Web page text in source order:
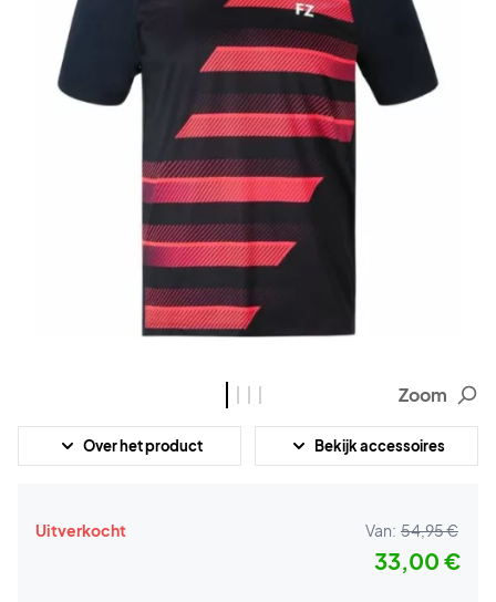
Zoom
Over het product Bekijk accessoires
Uitverkocht Van: 54,95 €
33,00 €